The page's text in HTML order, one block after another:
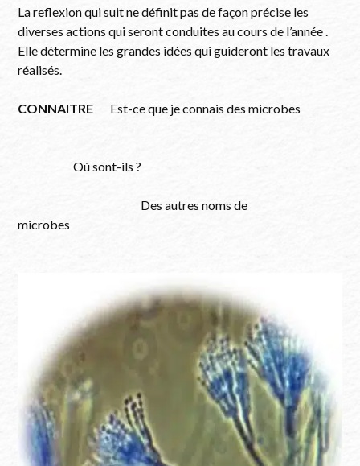
La reflexion qui suit ne définit pas de façon précise les
diverses actions qui seront conduites au cours de l’année .
Elle détermine les grandes idées qui guideront les travaux
réalisés.
CONNAITRE Est-ce que je connais des microbes
Où sont-ils ?
Des autres noms de
microbes